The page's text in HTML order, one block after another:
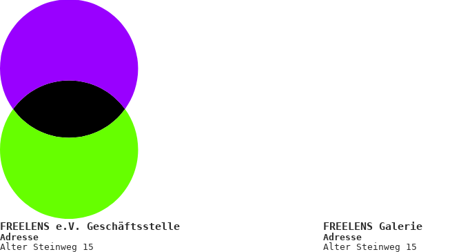
FREELENS e.V. Geschäftsstelle
Adresse
Alter Steinweg 15
FREELENS Galerie
Adresse
Alter Steinweg 15